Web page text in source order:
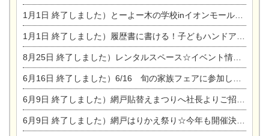
1月1日 終了しました）とーよー木の学校inイオンモール木曽川
1月1日 終了しました）履歴書に書ける！子どもハンドアロマ講座☆
8月25日 終了しました）レンタルスペース☆イベント情報☆チャイルドアロマセラピスト
6月16日 終了しました）6/16 旬の家族フェアに参加します☆
6月9日 終了しました）網戸貼替えまつりへ社長よりご招待です♪
6月9日 終了しました）網戸はりかえ祭り☆今年も開催決定！